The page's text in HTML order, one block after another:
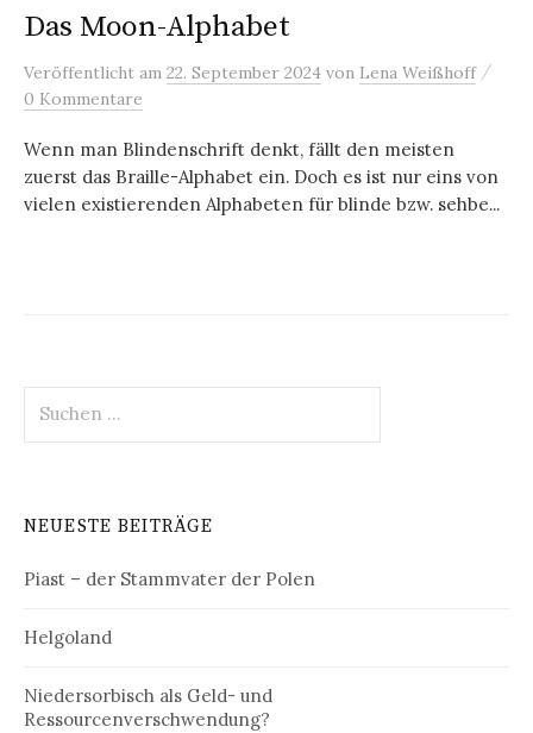
Das Moon-Alphabet
Veröffentlicht am 22. September 2024 von Lena Weißhoff /
0 Kommentare
Wenn man Blindenschrift denkt, fällt den meisten
zuerst das Braille-Alphabet ein. Doch es ist nur eins von
vielen existierenden Alphabeten für blinde bzw. sehbe...
nach:
NEUESTE BEITRÄGE
Piast – der Stammvater der Polen
Helgoland
Niedersorbisch als Geld- und
Ressourcenverschwendung?